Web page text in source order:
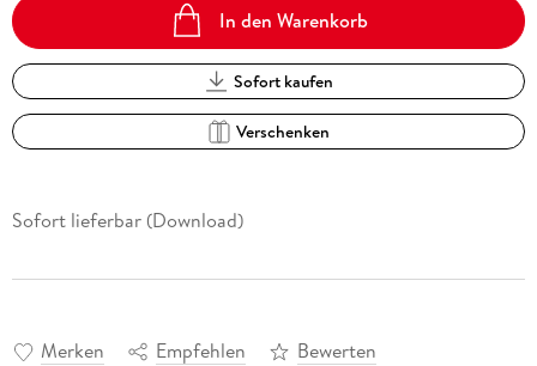
In den Warenkorb
Sofort kaufen
Verschenken
Sofort lieferbar (Download)
Merken Empfehlen Bewerten